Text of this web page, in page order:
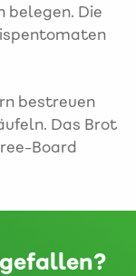
belegen. Die
bestreuen
Das Brot
Board